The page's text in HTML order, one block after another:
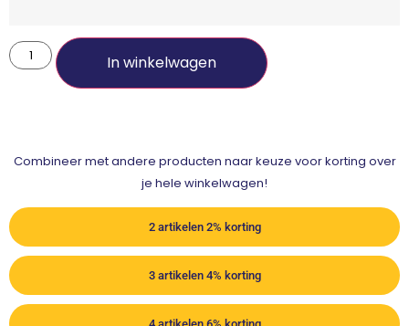
In winkelwagen
Combineer met andere producten naar keuze voor korting over
je hele winkelwagen!
2 artikelen 2% korting
3 artikelen 4% korting